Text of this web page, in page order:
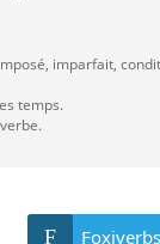
imparfait,
temps.
F